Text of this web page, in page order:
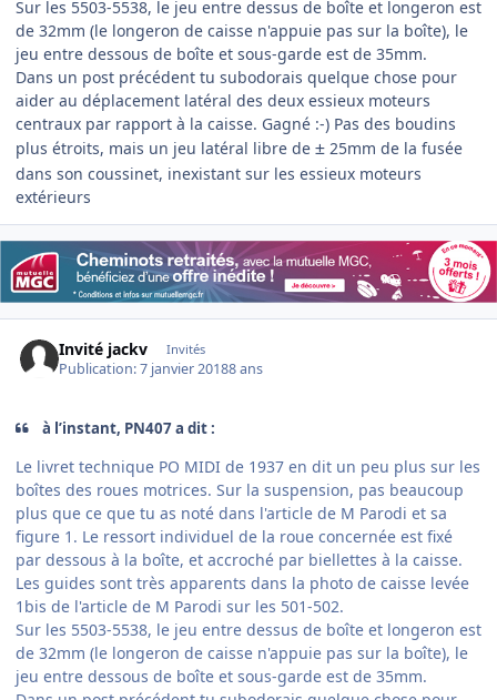
Sur les 5503-5538, le jeu entre dessus de boîte et longeron est
de 32mm (le longeron de caisse n'appuie pas sur la boîte), le
jeu entre dessous de boîte et sous-garde est de 35mm.
Dans un post précédent tu subodorais quelque chose pour
aider au déplacement latéral des deux essieux moteurs
centraux par rapport à la caisse. Gagné :-) Pas des boudins
plus étroits, mais un jeu latéral libre de ± 25mm de la fusée
dans son coussinet, inexistant sur les essieux moteurs
extérieurs
Invité jackv Invités
Publication:7 janvier 20188 ans
à l’instant, PN407 a dit :
Le livret technique PO MIDI de 1937 en dit un peu plus sur les
boîtes des roues motrices. Sur la suspension, pas beaucoup
plus que ce que tu as noté dans l'article de M Parodi et sa
figure 1. Le ressort individuel de la roue concernée est fixé
par dessous à la boîte, et accroché par biellettes à la caisse.
Les guides sont très apparents dans la photo de caisse levée
1bis de l'article de M Parodi sur les 501-502.
Sur les 5503-5538, le jeu entre dessus de boîte et longeron est
de 32mm (le longeron de caisse n'appuie pas sur la boîte), le
jeu entre dessous de boîte et sous-garde est de 35mm.